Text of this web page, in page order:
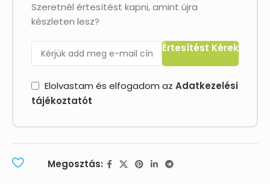
Szeretnél értesítést kapni, amint újra
készleten lesz?
Értesítést Kérek
Elolvastam és elfogadom az Adatkezelési
tájékoztatót
Megosztás: